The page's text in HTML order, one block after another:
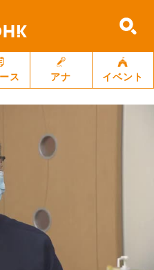
ス アナ イベント